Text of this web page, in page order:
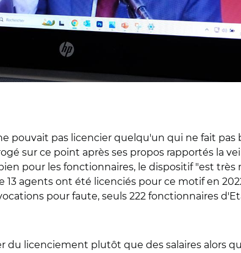
pouvait pas licencier quelqu'un qui ne fait pas
sur ce point après ses propos rapportés la
pour les fonctionnaires, le dispositif "est
agents ont été licenciés pour ce motif en
pour faute, seuls 222 fonctionnaires
du licenciement plutôt que des salaires alors